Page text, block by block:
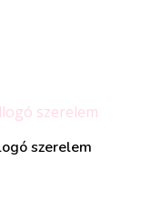
szerelem